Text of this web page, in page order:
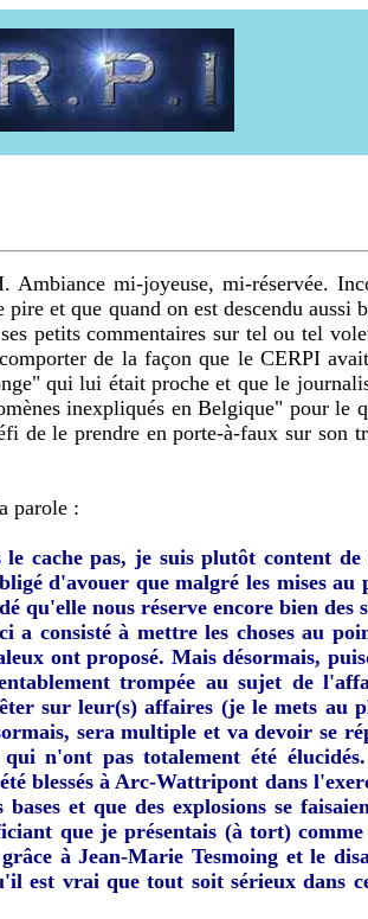
Ambiance mi-joyeuse, mi-réservée.
et que quand on est descendu aussi
petits commentaires sur tel ou tel
de la façon que le CERPI
qui lui était proche et que le
inexpliqués en Belgique" pour
de le prendre en porte-à-faux sur
parole :
cache pas, je suis plutôt content
d'avouer que malgré les mises au
qu'elle nous réserve encore bien des
a consisté à mettre les choses au
ont proposé. Mais désormais,
trompée au sujet de
sur leur(s) affaires (je le mets au
sera multiple et va devoir se
n'ont pas totalement été
blessés à Arc-Wattripont dans
et que des explosions se
que je présentais (à tort)
à Jean-Marie Tesmoing et le
est vrai que tout soit sérieux